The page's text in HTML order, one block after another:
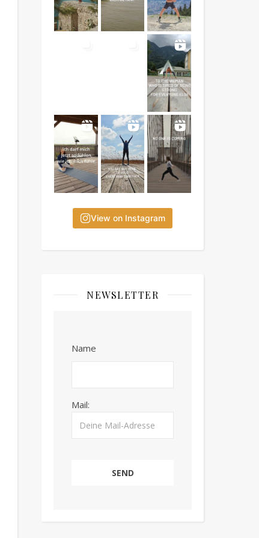
View on Instagram
NEWSLETTER
Name
Mail: